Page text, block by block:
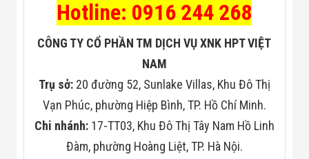
Hotline: 0916 244 268
CÔNG TY CỔ PHẦN TM DỊCH VỤ XNK HPT VIỆT
NAM
Trụ sở: 20 đường 52, Sunlake Villas, Khu Đô Thị
Vạn Phúc, phường Hiệp Bình, TP. Hồ Chí Minh.
Chi nhánh:17-TT03, Khu Đô Thị Tây Nam Hồ Linh
Đàm, phường Hoàng Liệt, TP. Hà Nội.